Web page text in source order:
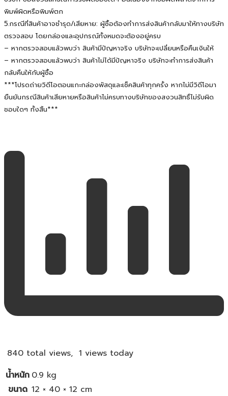
พิมพ์ผิดหรือพิมพ์ตก
5.กรณีที่สินค้าอาจชำรุด/เสียหาย: ผู้ซื้อต้องทำการส่งสินค้ากลับมาให้ทางบริษัท
ตรวจสอบ โดยกล่องและอุปกรณ์ทั้งหมดจะต้องอยู่ครบ
– หากตรวจสอบแล้วพบว่า สินค้ามีปัญหาจริง บริษัทจะเปลี่ยนหรือคืนเงินให้
– หากตรวจสอบแล้วพบว่า สินค้าไม่ได้มีปัญหาจริง บริษัทจะทำการส่งสินค้า
กลับคืนให้กับผู้ซื้อ
***โปรดถ่ายวิดีโอตอนแกะกล่องพัสดุและเช็คสินค้าทุกครั้ง หากไม่มีวิดีโอมา
ยืนยันกรณีสินค้าเสียหายหรือสินค้าไม่ครบทางบริษัทของสงวนสิทธิ์ไม่รับผิด
ชอบใดๆ ทั้งสิ้น***
840 total views, 1 views today
น้ำหนัก 0.9 kg
ขนาด 12 × 40 × 12 cm